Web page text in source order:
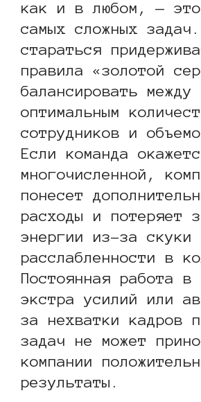
как и в любом, —
самых сложных
стараться
правила «золотой
балансировать между
оптимальным
сотрудников и
Если команда
многочисленной,
понесет
расходы и потеряет
энергии из-за скуки
расслабленности в
Постоянная работа в
экстра усилий или
за нехватки кадров
задач не может
компании
результаты.